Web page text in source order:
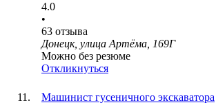
4.0
•
63 отзыва
Донецк, улица Артёма, 169Г
Можно без резюме
Откликнуться
Машинист гусеничного экскаватора